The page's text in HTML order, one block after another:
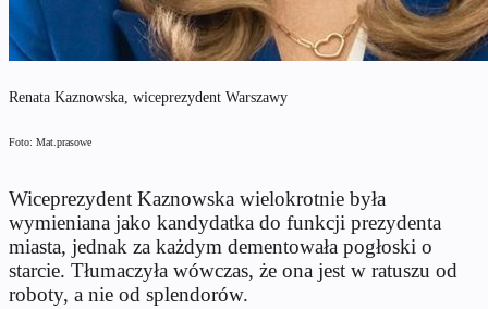
Renata Kaznowska, wiceprezydent Warszawy
Foto: Mat.prasowe
Wiceprezydent Kaznowska wielokrotnie była
wymieniana jako kandydatka do funkcji prezydenta
miasta, jednak za każdym dementowała pogłoski o
starcie. Tłumaczyła wówczas, że ona jest w ratuszu od
roboty, a nie od splendorów.